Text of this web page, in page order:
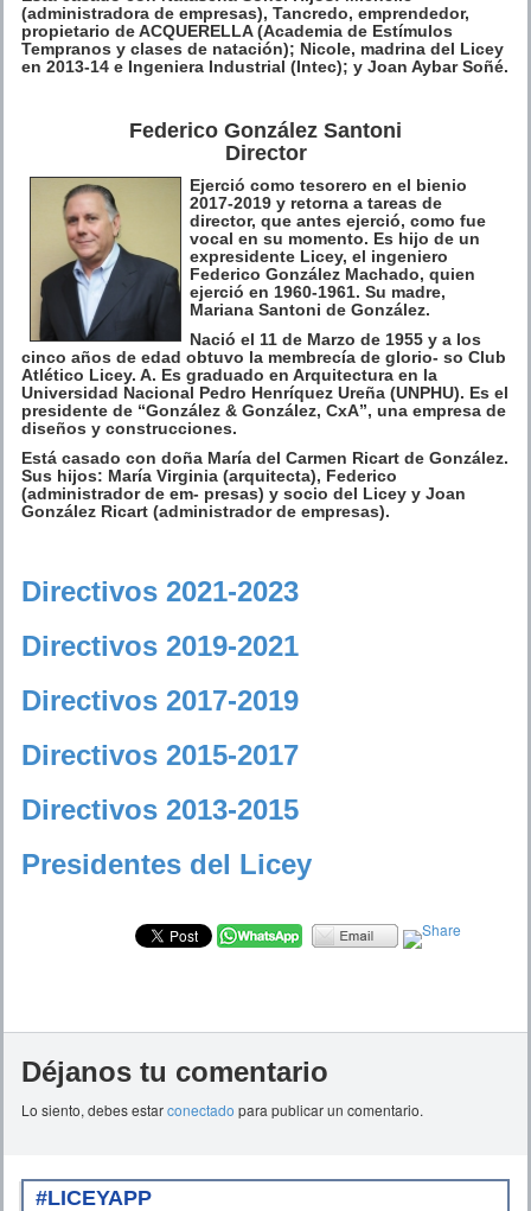
(administradora de empresas), Tancredo, emprendedor,
propietario de ACQUERELLA (Academia de Estímulos
Tempranos y clases de natación); Nicole, madrina del Licey
en 2013-14 e Ingeniera Industrial (Intec); y Joan Aybar Soñé.
Federico González Santoni
Director
Ejerció como tesorero en el bienio
2017-2019 y retorna a tareas de
director, que antes ejerció, como fue
vocal en su momento. Es hijo de un
expresidente Licey, el ingeniero
Federico González Machado, quien
ejerció en 1960-1961. Su madre,
Mariana Santoni de González.
Nació el 11 de Marzo de 1955 y a los
cinco años de edad obtuvo la membrecía de glorio- so Club
Atlético Licey. A. Es graduado en Arquitectura en la
Universidad Nacional Pedro Henríquez Ureña (UNPHU). Es el
presidente de “González & González, CxA”, una empresa de
diseños y construcciones.
Está casado con doña María del Carmen Ricart de González.
Sus hijos: María Virginia (arquitecta), Federico
(administrador de em- presas) y socio del Licey y Joan
González Ricart (administrador de empresas).
Directivos 2021-2023
Directivos 2019-2021
Directivos 2017-2019
Directivos 2015-2017
Directivos 2013-2015
Presidentes del Licey
Déjanos tu comentario
Lo siento, debes estarconectado para publicar un comentario.
#LICEYAPP